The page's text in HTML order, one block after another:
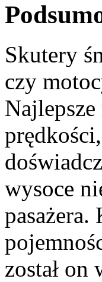
Skutery
czy
wysoce
został on